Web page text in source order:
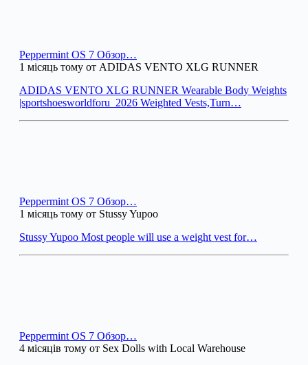
Peppermint OS 7 Обзор…
1 місяць тому от ADIDAS VENTO XLG RUNNER
ADIDAS VENTO XLG RUNNER Wearable Body Weights
|sportshoesworldforu_2026 Weighted Vests,Turn…
Peppermint OS 7 Обзор…
1 місяць тому от Stussy Yupoo
Stussy Yupoo Most people will use a weight vest for…
Peppermint OS 7 Обзор…
4 місяців тому от Sex Dolls with Local Warehouse